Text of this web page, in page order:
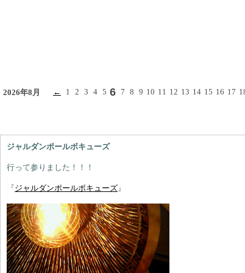
2026年8月 ← 1 2 3 4 5 6 7 8 9 10 11 12 13 14 15 16 17
ジャルダンポールボキューズ
行って参りました！！！
『ジャルダンポールボキューズ』